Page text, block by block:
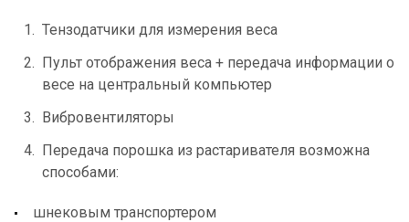
Тензодатчики для измерения веса
Пульт отображения веса + передача информации о
весе на центральный компьютер
Вибровентиляторы
Передача порошка из растаривателя возможна
способами:
шнековым транспортером